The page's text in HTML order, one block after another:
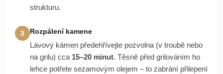
strukturu.
3 Rozpálení kamene
Lávový kámen předehřívejte pozvolna (v troubě nebo
na grilu) cca 15–20 minut. Těsně před grilováním ho
lehce potřete sezamovým olejem – to zabrání přilepení